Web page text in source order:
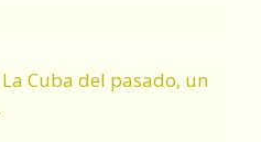
La Cuba del pasado, un